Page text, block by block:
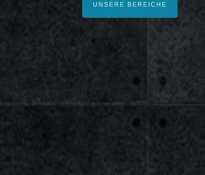
UNSERE BEREICHE